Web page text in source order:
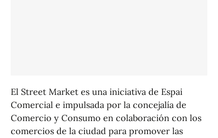
El Street Market es una iniciativa de Espai
Comercial e impulsada por la concejalía de
Comercio y Consumo en colaboración con los
comercios de la ciudad para promover las